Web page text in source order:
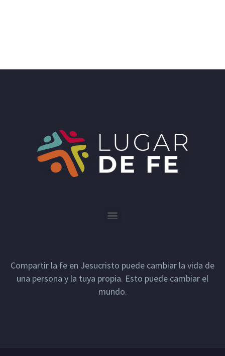
Compartir la fe en Jesucristo puede cambiar la vida de
una persona y la tuya propia. Esto puede cambiar el
mundo.